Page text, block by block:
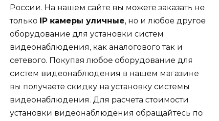
России. На нашем сайте вы можете заказать не
только
IP камеры уличные, но и любое другое
оборудование для установки систем
видеонаблюдения, как аналогового так и
сетевого. Покупая любое оборудование для
систем видеонаблюдения в нашем магазине
вы получаете скидку на установку системы
видеонаблюдения. Для расчета стоимости
установки видеонаблюдения обращайтесь по